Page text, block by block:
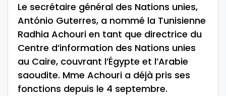
Le secrétaire général des Nations unies,
António Guterres, a nommé la Tunisienne
Radhia Achouri en tant que directrice du
Centre d’information des Nations unies
au Caire, couvrant l’Égypte et l’Arabie
saoudite. Mme Achouri a déjà pris ses
fonctions depuis le 4 septembre.